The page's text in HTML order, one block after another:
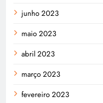
junho 2023
maio 2023
abril 2023
março 2023
fevereiro 2023